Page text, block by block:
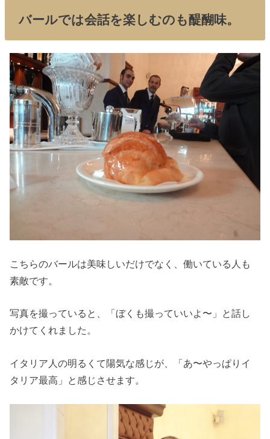
バールでは会話を楽しむのも醍醐味。
こちらのバールは美味しいだけでなく、働いている人も
素敵です。
写真を撮っていると、「ぼくも撮っていいよ〜」と話し
かけてくれました。
イタリア人の明るくて陽気な感じが、「あ〜やっぱりイ
タリア最高」と感じさせます。